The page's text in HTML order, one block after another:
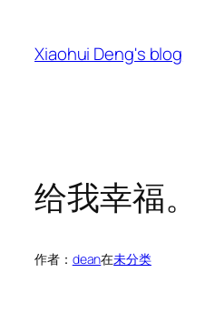
Xiaohui Deng's blog
给我幸福。
作者： dean在未分类